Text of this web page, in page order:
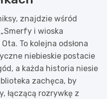
znajdzie wśród
i wioska
To kolejna odsłona
niebieskie postacie
a każda historia niesie
zachęca, by
łączącą rozrywkę z